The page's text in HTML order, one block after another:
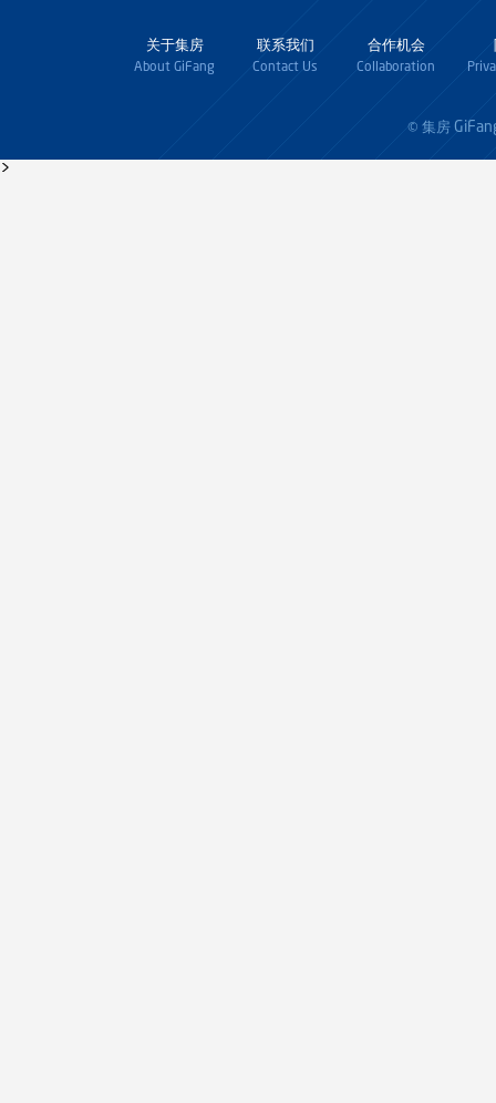
关于集房
About GiFang
联系我们
Contact Us
合作机会
Collaboration
© 集房
>